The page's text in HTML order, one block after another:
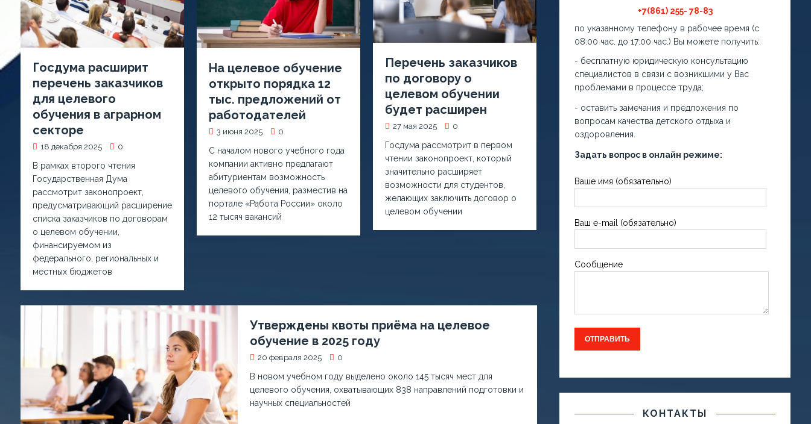
Госдума расширит
перечень заказчиков
для целевого
обучения в аграрном
секторе
18 декабря 2025 0
В рамках второго чтения
Государственная Дума
рассмотрит законопроект,
предусматривающий расширение
списка заказчиков по договорам
о целевом обучении,
финансируемом из
федерального, региональных и
местных бюджетов
На целевое обучение
открыто порядка 12
тыс. предложений от
работодателей
3 июня 2025 0
С началом нового учебного года
компании активно предлагают
абитуриентам возможность
целевого обучения, разместив на
портале «Работа России» около
12 тысяч вакансий
Перечень заказчиков
по договору о
целевом обучении
будет расширен
27 мая 2025 0
Госдума рассмотрит в первом
чтении законопроект, который
значительно расширяет
возможности для студентов,
желающих заключить договор о
целевом обучении
Утверждены квоты приёма на целевое
обучение в 2025 году
20 февраля 2025 0
В новом учебном году выделено около 145 тысяч мест для
целевого обучения, охватывающих 838 направлений подготовки и
научных специальностей
+7(861) 255- 78-83
по указанному телефону в рабочее время (с
08:00 час. до 17:00 час.) Вы можете получить:
- бесплатную юридическую консультацию
специалистов в связи с возникшими у Вас
проблемами в процессе труда;
- оставить замечания и предложения по
вопросам качества детского отдыха и
оздоровления.
Задать вопрос в онлайн режиме:
Ваше имя (обязательно)
Ваш e-mail (обязательно)
Сообщение
КОНТАКТЫ